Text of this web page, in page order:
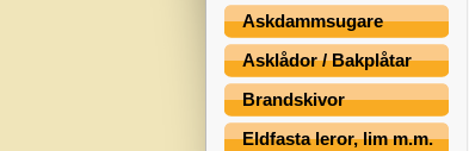
Askdammsugare
Asklådor / Bakplåtar
Brandskivor
Eldfasta leror, lim m.m.